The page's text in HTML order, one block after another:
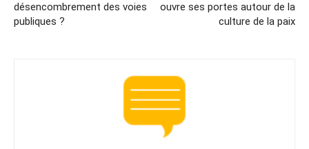
désencombrement des voies
publiques ?
ouvre ses portes autour de la
culture de la paix